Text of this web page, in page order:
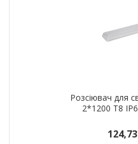
Розсіювач для
2*1200 T8